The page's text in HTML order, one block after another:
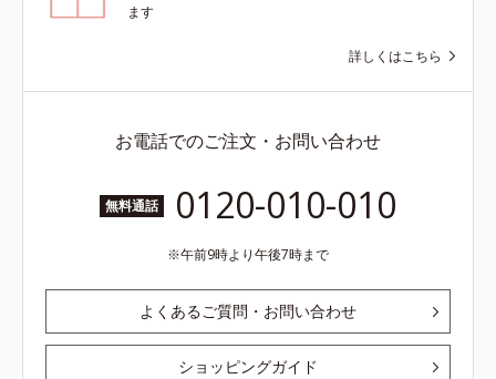
ます
詳しくはこちら
お電話でのご注文・お問い合わせ
無料通話 0120-010-010
午前9時より午後7時まで
よくあるご質問・お問い合わせ
ショッピングガイド